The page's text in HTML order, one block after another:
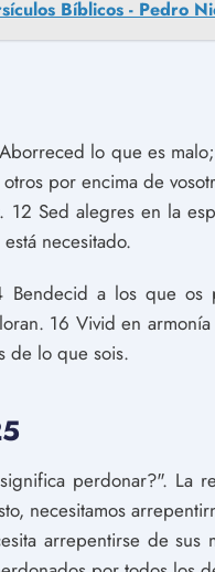
Bíblicos - Pedro
lo que es
por encima de
12 Sed alegres en la
necesitado.
Bendecid a los que
16 Vivid en
de lo que sois.
perdonar?". La
necesitamos
arrepentirse de